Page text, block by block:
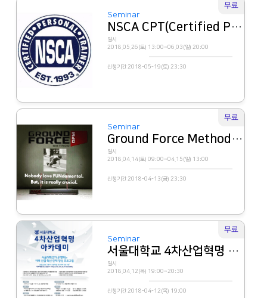
무료
Seminar
NSCA CPT(Certified Personal Trainer) 연수
일시
2018.05.26(토) 13:00~06.03(일) 20:00
신청기간 2018-05-19(토) 23:30
무료
Seminar
Ground Force Method 레벨 1
일시
2018.04.14(토) 09:00~04.15(일) 13:00
신청기간 2018-04-13(금) 23:30
무료
Seminar
서울대학교 4차산업혁명 아카데미 설명회
일시
2018.04.12(목) 19:00~20:30
신청기간 2018-04-12(목) 19:00